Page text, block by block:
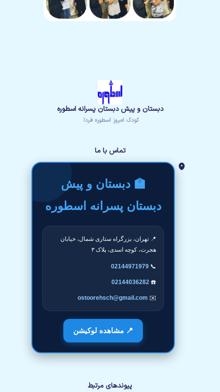
دبستان و پیش دبستان پسرانه اسطوره
کودک امروز اسطوره فردا
تماس با ما
🏫 دبستان و پیش
دبستان پسرانه اسطوره
📍 تهران، بزرگراه ستاری شمال، خیابان
هجرت، کوچه اسدی، پلاک ۳
📞
02144971979
☎️
02144036282
✉️
ostoorehsch@gmail.com
📍 مشاهده لوکیشن
پیوندهای مرتبط